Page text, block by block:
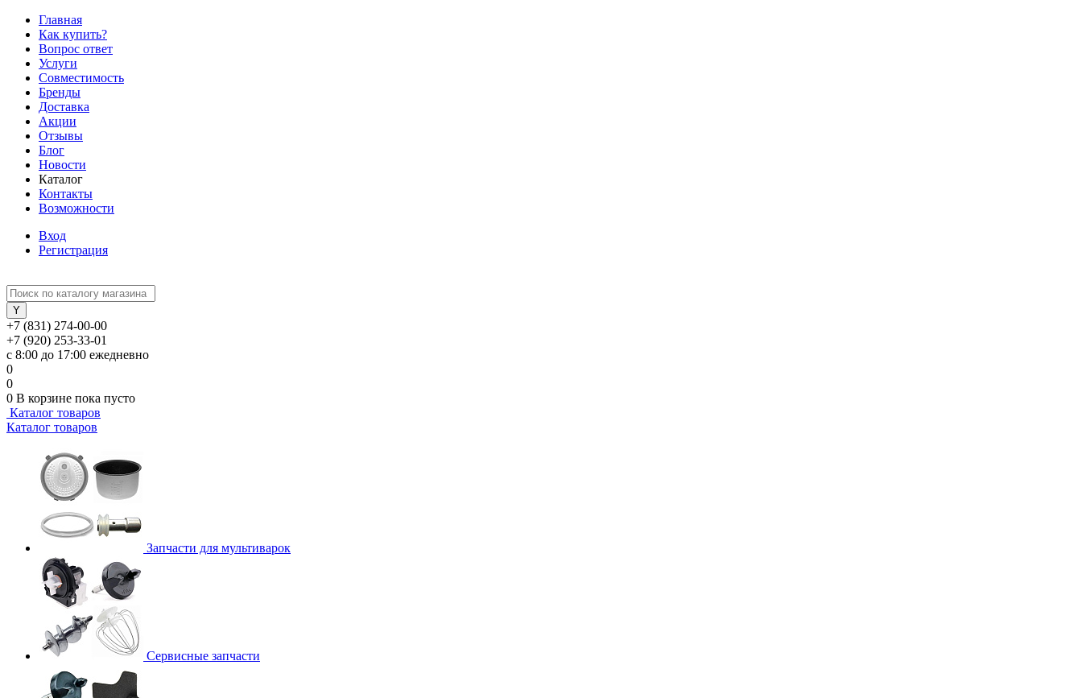
Главная
Как купить?
Вопрос ответ
Услуги
Совместимость
Бренды
Доставка
Акции
Отзывы
Блог
Новости
Каталог
Контакты
Возможности
Вход
Регистрация
+7 (831) 274-00-00
+7 (920) 253-33-01
с 8:00 до 17:00 ежедневно
0
0
0 В корзине пока пусто
Каталог товаров
Каталог товаров
Запчасти для мультиварок
Сервисные запчасти